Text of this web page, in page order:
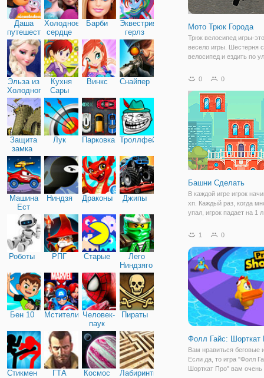
Даша
путешественница
Холодное
сердце
Барби
Эквестрия
герлз
Эльза из
Холодного
сердца
Кухня
Сары
Винкс Снайпер
Защита
замка
Лук Парковка Троллфейс
Машина
Ест
Машину
Ниндзя Драконы Джипы
Роботы РПГ Старые
Лего
Ниндзяго
Бен 10 Мстители Человек-
паук
Пираты
Стикмен ГТА Космос Лабиринты
Мото Трюк Города
Трюк велосипед игры-
весело игры. Шестерня
велосипед и ездить по
выполнения трюков на
велосипеде и не падать
велосипеда, сделать как
0 0
Башни Сделать
В каждой игре игрок
хп. Каждый раз, когда
упал, игрок падает на 1
закончила. Игрок
наборный блок (успех).
1 0
Фолл Гайс: Шорткат
Вам нравиться беговые
Если да, то игра "Фолл
Шорткат Про" вам очень